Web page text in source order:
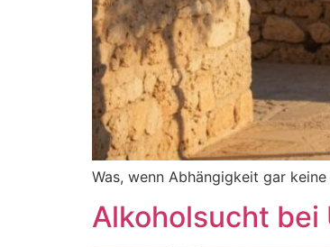
Was, wenn Abhängigkeit gar
Alkoholsucht